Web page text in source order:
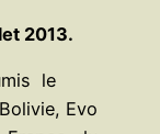
2013.
le
Evo